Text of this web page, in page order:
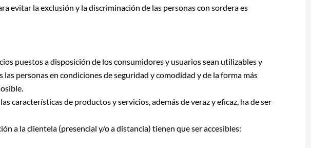
evitar la exclusión y la discriminación de las personas con sordera es
puestos a disposición de los consumidores y usuarios sean utilizables y
las personas en condiciones de seguridad y comodidad y de la forma más
características de productos y servicios, además de veraz y eficaz, ha de ser
a la clientela (presencial y/o a distancia) tienen que ser accesibles: